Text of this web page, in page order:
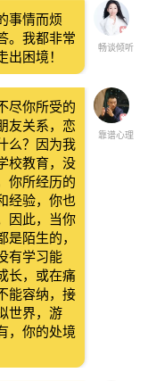
畅谈倾听
事情而烦
。我都非常
困境！
靠谱心理
尽你所受的
友关系，恋
么？因为我
校教育，没
你所经历的
经验，你也
因此，当你
陌生的，
有学习能
长，或在痛
能容纳，接
世界，游
，你的处境